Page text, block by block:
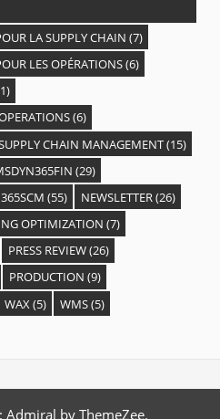
LA SUPPLY CHAIN (7)
LES OPÉRATIONS(6)
(6)
CHAIN MANAGEMENT(15)
(29)
(55) NEWSLETTER(26)
OPTIMIZATION (7)
PRESS REVIEW(26)
PRODUCTION (9)
WAX(5) WMS(5)
Admiral by ThemeZee.